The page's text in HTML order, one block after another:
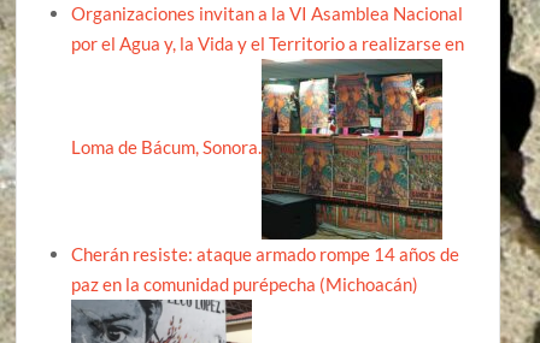
Organizaciones invitan a la VI Asamblea Nacional
por el Agua y, la Vida y el Territorio a realizarse en
Loma de Bácum, Sonora.
Cherán resiste: ataque armado rompe 14 años de
paz en la comunidad purépecha (Michoacán)